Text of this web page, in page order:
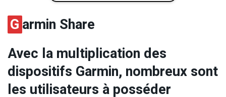
G armin Share
Avec la multiplication des
dispositifs Garmin, nombreux sont
les utilisateurs à posséder